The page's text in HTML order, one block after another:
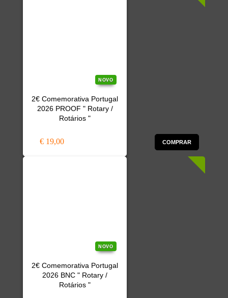
NOVO
2€ Comemorativa Portugal
2026 PROOF " Rotary /
Rotários "
€ 19,00 COMPRAR
NOVO
2€ Comemorativa Portugal
2026 BNC " Rotary /
Rotários "